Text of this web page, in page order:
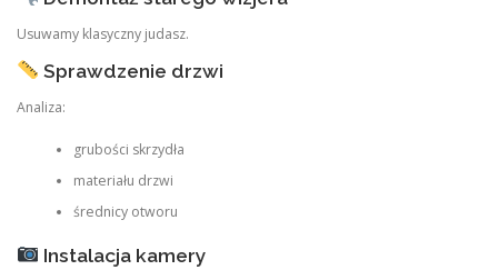
Usuwamy klasyczny judasz.
Sprawdzenie drzwi
Analiza:
grubości skrzydła
materiału drzwi
średnicy otworu
Instalacja kamery